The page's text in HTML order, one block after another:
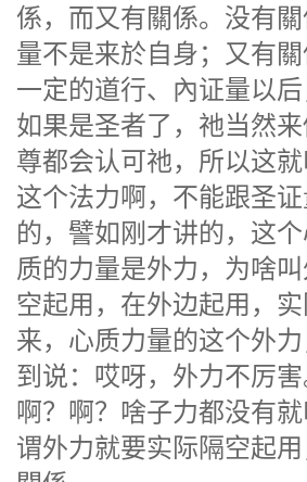
係，而又有關係。没有
量不是来於自身；又有
一定的道行、內证量以
如果是圣者了，祂当然
尊都会认可祂，所以这就
这个法力啊，不能跟圣
的，譬如刚才讲的，这
质的力量是外力，为啥
空起用，在外边起用，
来，心质力量的这个外
到说：哎呀，外力不厉
啊？啊？啥子力都没有
谓外力就要实际隔空起